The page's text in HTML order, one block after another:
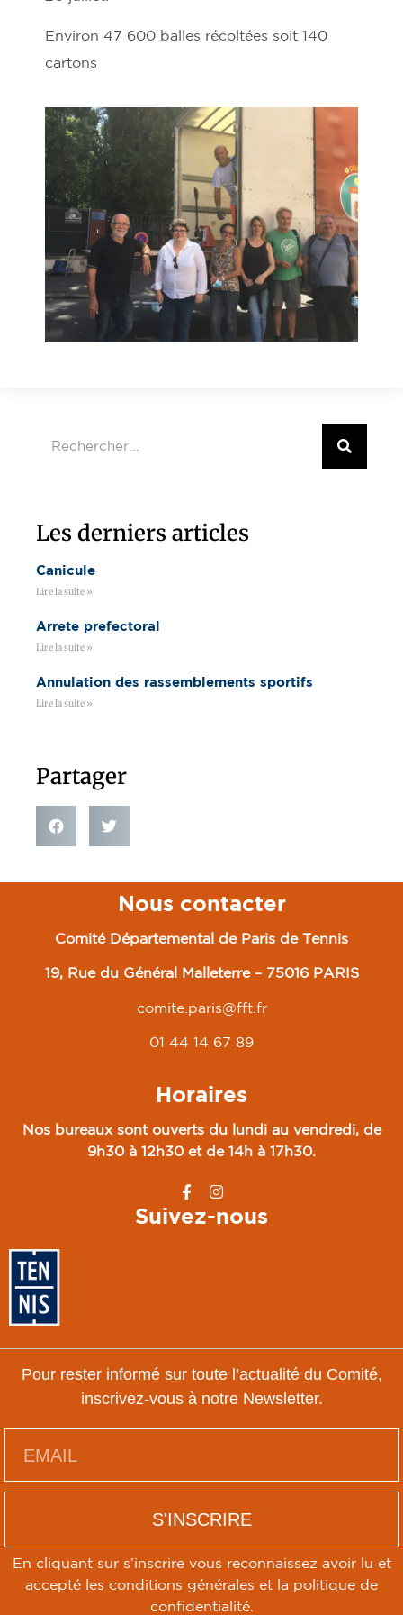
Environ 47 600 balles récoltées soit 140
cartons
Les derniers articles
Canicule
Lire la suite »
Arrete prefectoral
Lire la suite »
Annulation des rassemblements sportifs
Lire la suite »
Partager
Nous contacter
Comité Départemental de Paris de Tennis
19, Rue du Général Malleterre – 75016 PARIS
comite.paris@fft.fr
01 44 14 67 89
Horaires
Nos bureaux sont ouverts du lundi au vendredi, de
9h30 à 12h30 et de 14h à 17h30.
Suivez-nous
Pour rester informé sur toute l’actualité du Comité,
inscrivez-vous à notre Newsletter.
S'INSCRIRE
En cliquant sur s’inscrire vous reconnaissez avoir lu et
accepté les conditions générales et la politique de
confidentialité.